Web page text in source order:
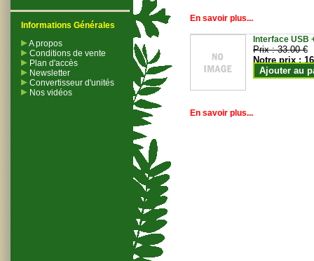
Informations Générales
A propos
Conditions de vente
Plan d'accès
Newsletter
Convertisseur d'unités
Nos vidéos
En savoir plus...
Interface USB
Prix :33.00 €
Notre prix :
Ajouter au
En savoir plus...